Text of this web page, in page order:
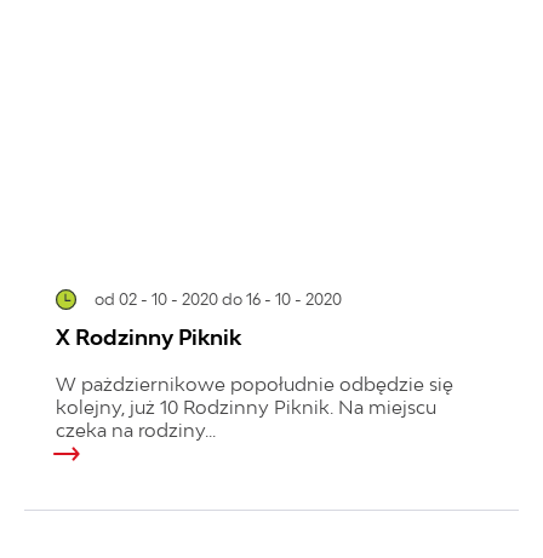
od 02 - 10 - 2020do 16 - 10 - 2020
X Rodzinny Piknik
W pażdziernikowe popołudnie odbędzie się
kolejny, już 10 Rodzinny Piknik. Na miejscu
czeka na rodziny...